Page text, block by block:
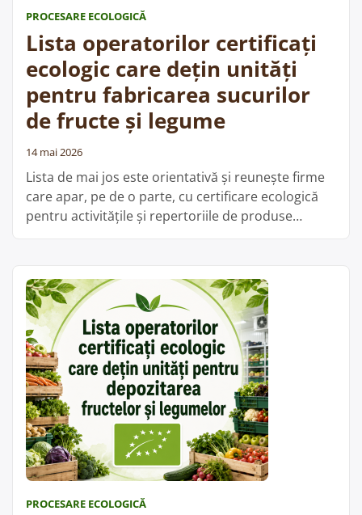
PROCESARE ECOLOGICĂ
Lista operatorilor certificați
ecologic care dețin unități
pentru fabricarea sucurilor
de fructe și legume
14 mai 2026
Lista de mai jos este orientativă și reunește firme
care apar, pe de o parte, cu certificare ecologică
pentru activitățile și repertoriile de produse
categoria fabricarea sucurilor de fructe și legume.
Din aceste date …Cite;te mai departe„Lista
operatorilor
certificați
ecologic
care
dețin
unități
pentru
fabricarea
sucurilor
PROCESARE ECOLOGICĂ